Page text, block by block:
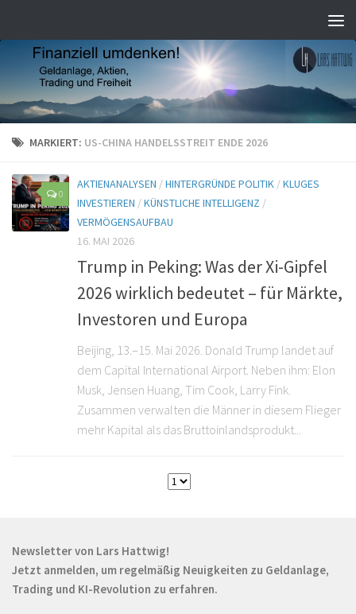
MARKIERT: US-CHINA HANDELSSTREIT ENDE 2026
0
AKTIENANALYSEN /HINTERGRÜNDE POLITIK /KLUGES
INVESTIEREN /KÜNSTLICHE INTELLIGENZ /
VERMÖGENSAUFBAU
16. MAI 2026
Trump in Peking: Was der Xi-Gipfel
2026 wirklich bedeutet – für Märkte,
Investoren und Europa
Beijing, 13.–15. Mai 2026. Donald Trump landet auf
dem Capital International Airport. Neben ihm: Elon
Musk, Jensen Huang, Tim Cook, Larry Fink.
Zusammen verwalten die Männer in diesem Flieger
mehr Kapital als das Bruttoinlandsprodukt...
Newsletter von Lars Hattwig!
Jetzt anmelden, um regelmäßig Neuigkeiten zu Geldanlage,
Trading und KI-Revolution zu erfahren.